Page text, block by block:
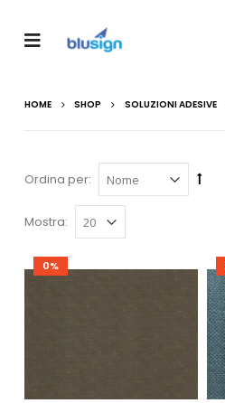
HOME SHOP SOLUZIONI ADESIVE
Ordina per:
Mostra:
0%